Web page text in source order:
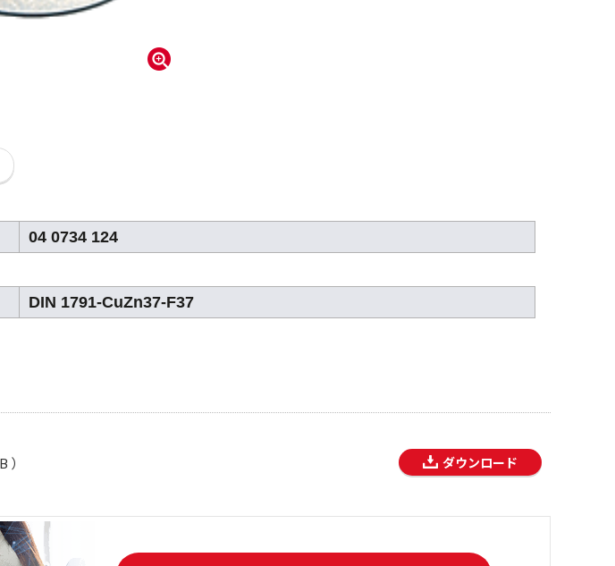
04 0734 124
DIN 1791-CuZn37-F37
ダウンロード